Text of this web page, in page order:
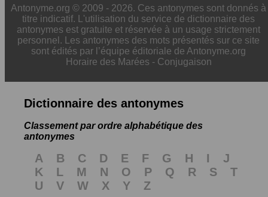
Antonyme.org © 2009 - 2026. Ces antonymes sont donnés à
titre indicatif. L'utilisation du service de dictionnaire des
antonymes est gratuite et réservée à un usage strictement
personnel. Les antonymes des mots présentés sur ce site
sont édités par l’équipe éditoriale de Antonyme.org
Horaire des Marées - Conjugaison
Dictionnaire des antonymes
Classement par ordre alphabétique des
antonymes
A B C D E F G H I
J
K
L M N O P Q R S
T
U
V W X Y
Z